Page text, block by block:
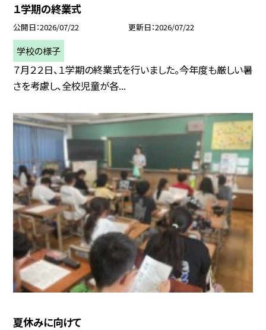
１学期の終業式
公開日 2026/07/22 更新日 2026/07/22
学校の様子
７月２２日、１学期の終業式を行いました。今年度も厳しい暑
さを考慮し、全校児童が各...
夏休みに向けて